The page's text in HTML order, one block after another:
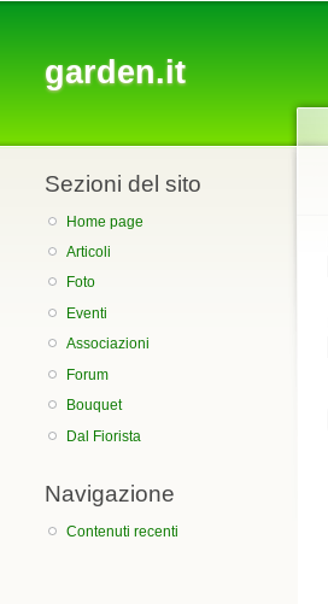
garden.it
Sezioni del sito
Home page
Articoli
Foto
Eventi
Associazioni
Forum
Bouquet
Dal Fiorista
Navigazione
Contenuti recenti